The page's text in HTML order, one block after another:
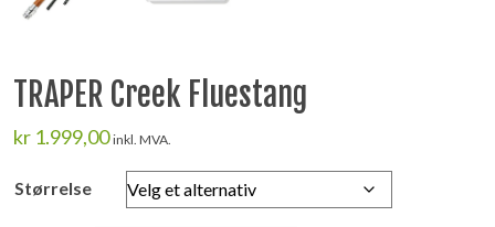
TRAPER Creek Fluestang
kr 1.999,00 inkl. MVA.
Størrelse